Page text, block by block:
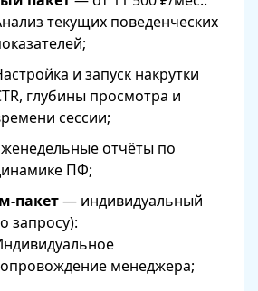
текущих поведенческих
и запуск накрутки
глубины просмотра и
сессии;
отчёты по
ПФ;
пакет— индивидуальный
запросу):
менеджера;